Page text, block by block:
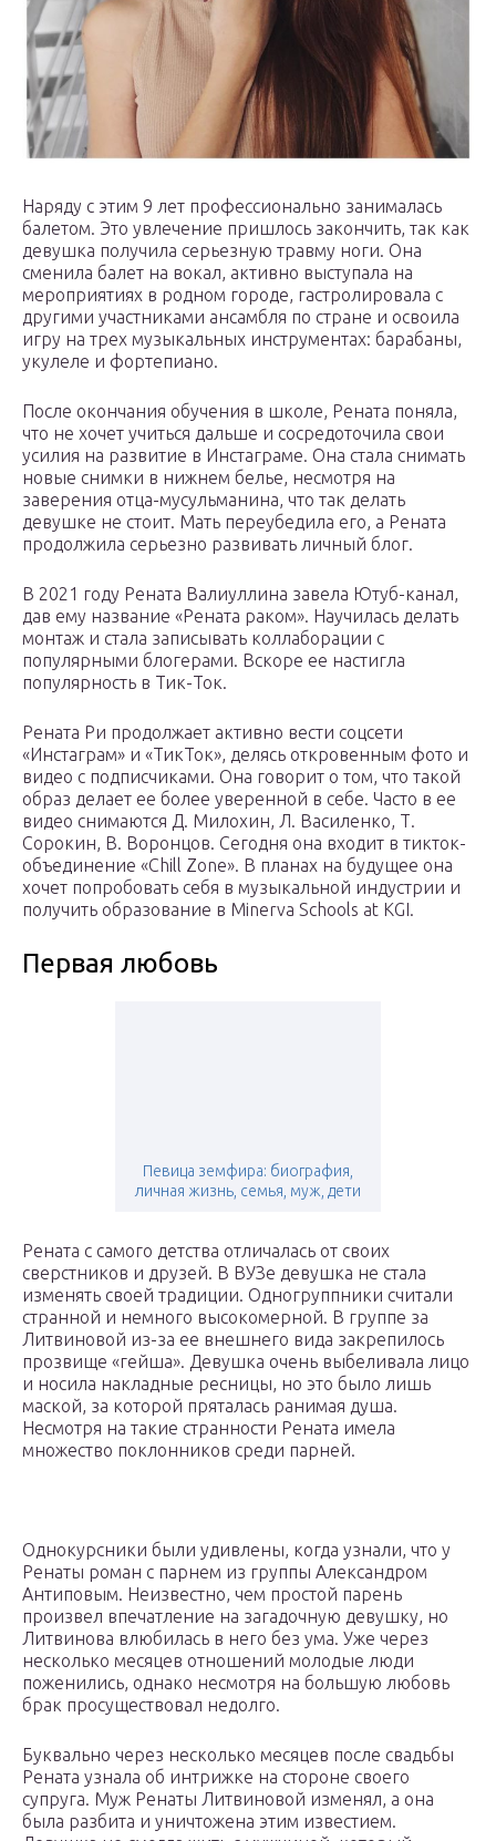
Наряду с этим 9 лет профессионально занималась
балетом. Это увлечение пришлось закончить, так как
девушка получила серьезную травму ноги. Она
сменила балет на вокал, активно выступала на
мероприятиях в родном городе, гастролировала с
другими участниками ансамбля по стране и освоила
игру на трех музыкальных инструментах: барабаны,
укулеле и фортепиано.
После окончания обучения в школе, Рената поняла,
что не хочет учиться дальше и сосредоточила свои
усилия на развитие в Инстаграме. Она стала снимать
новые снимки в нижнем белье, несмотря на
заверения отца-мусульманина, что так делать
девушке не стоит. Мать переубедила его, а Рената
продолжила серьезно развивать личный блог.
В 2021 году Рената Валиуллина завела Ютуб-канал,
дав ему название «Рената раком». Научилась делать
монтаж и стала записывать коллаборации с
популярными блогерами. Вскоре ее настигла
популярность в Тик-Ток.
Рената Ри продолжает активно вести соцсети
«Инстаграм» и «ТикТок», делясь откровенным фото и
видео с подписчиками. Она говорит о том, что такой
образ делает ее более уверенной в себе. Часто в ее
видео снимаются Д. Милохин, Л. Василенко, Т.
Сорокин, В. Воронцов. Сегодня она входит в тикток-
объединение «Chill Zone». В планах на будущее она
хочет попробовать себя в музыкальной индустрии и
получить образование в Minerva Schools at KGI.
Первая любовь
Певица земфира: биография,
личная жизнь, семья, муж, дети
Рената с самого детства отличалась от своих
сверстников и друзей. В ВУЗе девушка не стала
изменять своей традиции. Одногруппники считали
странной и немного высокомерной. В группе за
Литвиновой из-за ее внешнего вида закрепилось
прозвище «гейша». Девушка очень выбеливала лицо
и носила накладные ресницы, но это было лишь
маской, за которой пряталась ранимая душа.
Несмотря на такие странности Рената имела
множество поклонников среди парней.
Однокурсники были удивлены, когда узнали, что у
Ренаты роман с парнем из группы Александром
Антиповым. Неизвестно, чем простой парень
произвел впечатление на загадочную девушку, но
Литвинова влюбилась в него без ума. Уже через
несколько месяцев отношений молодые люди
поженились, однако несмотря на большую любовь
брак просуществовал недолго.
Буквально через несколько месяцев после свадьбы
Рената узнала об интрижке на стороне своего
супруга. Муж Ренаты Литвиновой изменял, а она
была разбита и уничтожена этим известием.